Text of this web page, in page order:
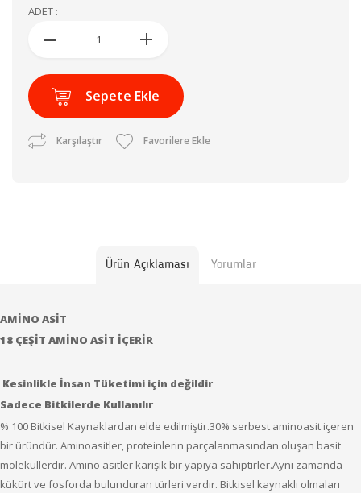
ADET :
Sepete Ekle
Karşılaştır Favorilere Ekle
Ürün Açıklaması Yorumlar
AMİNO ASİT
18 ÇEŞİT AMİNO ASİT İÇERİR
Kesinlikle İnsan Tüketimi için değildir
Sadece Bitkilerde Kullanılır
% 100 Bitkisel Kaynaklardan elde edilmiştir.30% serbest aminoasit içeren
bir üründür. Aminoasitler, proteinlerin parçalanmasından oluşan basit
moleküllerdir. Amino asitler karışık bir yapıya sahiptirler.Aynı zamanda
kükürt ve fosforda bulunduran türleri vardır. Bitkisel kaynaklı olmaları